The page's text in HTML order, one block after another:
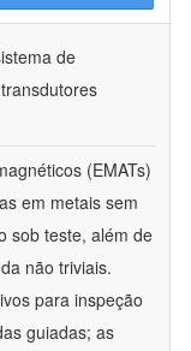
de
(EMATs)
em metais sem
sob teste, além de
não triviais.
para inspeção
guiadas; as